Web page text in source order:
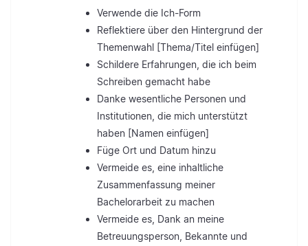
Verwende die Ich-Form
Reflektiere über den Hintergrund der
Themenwahl [Thema/Titel einfügen]
Schildere Erfahrungen, die ich beim
Schreiben gemacht habe
Danke wesentliche Personen und
Institutionen, die mich unterstützt
haben [Namen einfügen]
Füge Ort und Datum hinzu
Vermeide es, eine inhaltliche
Zusammenfassung meiner
Bachelorarbeit zu machen
Vermeide es, Dank an meine
Betreuungsperson, Bekannte und